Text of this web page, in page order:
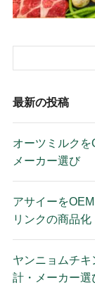
最新の投稿
オーツミルクを
メーカー選び
アサイーを
リンクの商品化
ヤンニョムチ
計・メーカー選